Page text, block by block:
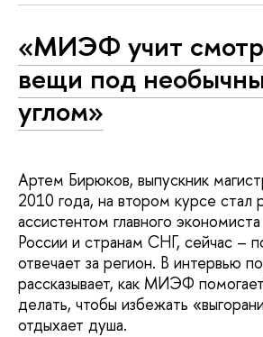
«МИЭФ учит
вещи под
углом»
Артем Бирюков, выпускник
2010 года, на втором курсе стал
ассистентом главного
России и странам СНГ, сейчас –
отвечает за регион. В интервью
рассказывает, как МИЭФ
делать, чтобы избежать
отдыхает душа.